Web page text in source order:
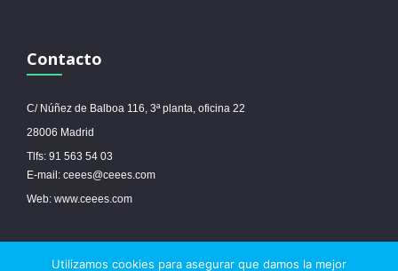
Contacto
C/ Núñez de Balboa 116, 3ª planta, oficina 22
28006 Madrid
Tlfs: 91 563 54 03
E-mail: ceees@ceees.com
Web: www.ceees.com
Utilizamos cookies para asegurar que damos la mejor